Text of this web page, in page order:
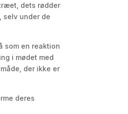
dets rødder
selv under de
som en reaktion
i mødet med
der ikke er
deres